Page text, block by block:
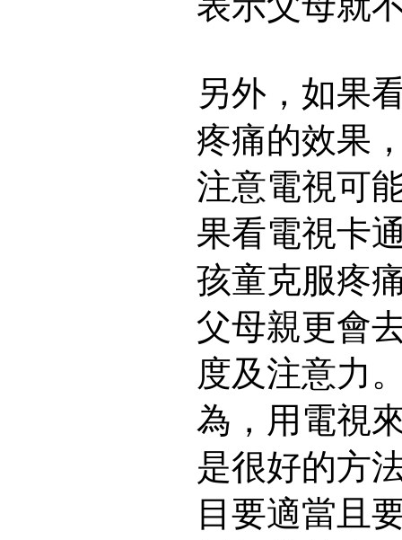
另外，如果
疼痛的效果
注意電視可
果看電視卡
孩童克服疼
父母親更會
度及注意力
為，用電視
是很好的方
目要適當且